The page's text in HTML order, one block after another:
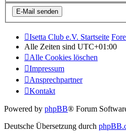
Isetta Club e.V. Startseite
Alle Zeiten sind UTC+01:00
Alle Cookies löschen
Impressum
Ansprechpartner
Kontakt
Powered by phpBB® Forum
Deutsche Übersetzung durch